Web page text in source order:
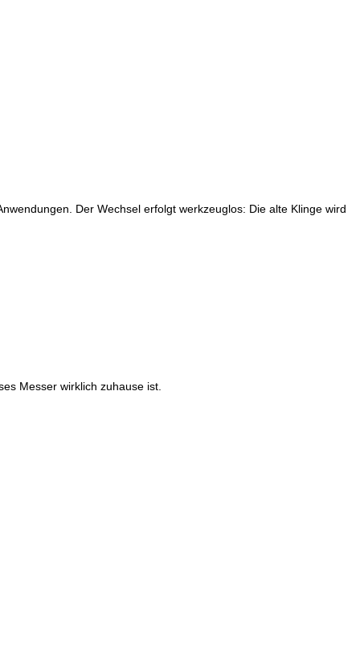
Der Wechsel erfolgt werkzeuglos: Die alte Klinge wird
Messer wirklich zuhause ist.